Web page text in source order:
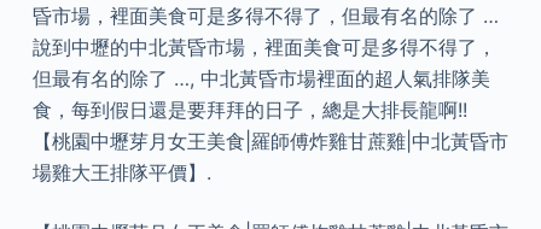
昏市場，裡面美食可是多得不得了，但最有名的除了 …
說到中壢的中北黃昏市場，裡面美食可是多得不得了，
但最有名的除了 …, 中北黃昏市場裡面的超人氣排隊美
食，每到假日還是要拜拜的日子，總是大排長龍啊!!
【桃園中壢芽月女王美食|羅師傅炸雞甘蔗雞|中北黃昏市
場雞大王排隊平價】.